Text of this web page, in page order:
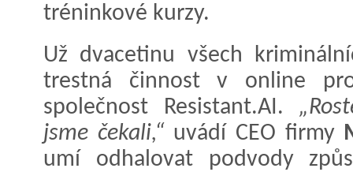
tréninkové kurzy.
Už dvacetinu všech
trestná činnost v online
společnost Resistant.AI.
jsme čekali,“ uvádí CEO firmy
umí odhalovat podvody